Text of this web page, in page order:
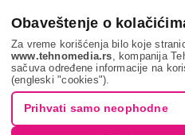
Obaveštenje o
Za vreme korišćenja bilo koje
www.tehnomedia.rs , kompanija
sačuva određene informacije na
(engleski "cookies").
Prihvati samo neophodne
Grejanje i hlađenje Šporeti
pelet
Alfa term 27 nr...